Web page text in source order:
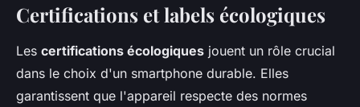
Certifications et labels écologiques
Les certifications écologiques jouent un rôle crucial
dans le choix d'un smartphone durable. Elles
garantissent que l'appareil respecte des normes